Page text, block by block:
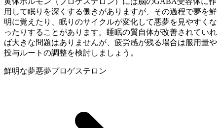
用して眠りを深くする働きがありますが、その過程で夢を鮮
明に覚えたり、眠りのサイクルが変化して悪夢を見やすくな
ったりすることがあります。睡眠の質自体が改善されていれ
ば大きな問題はありませんが、疲労感が残る場合は服用量や
投与ルートの調整を検討しましょう。
鮮明な夢悪夢プロゲステロン